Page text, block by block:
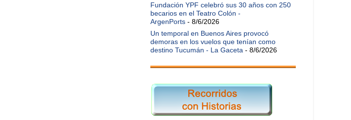
Fundación YPF celebró sus 30 años con 250
becarios en el Teatro Colón -
ArgenPorts - 8/6/2026
Un temporal en Buenos Aires provocó
demoras en los vuelos que tenían como
destino Tucumán - La Gaceta - 8/6/2026